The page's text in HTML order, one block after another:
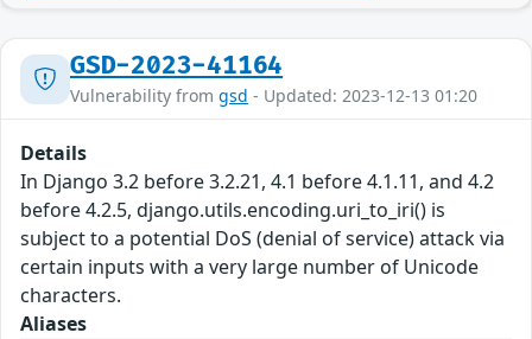
GSD-2023-41164
Vulnerability from gsd - Updated: 2023-12-13 01:20
Details
In Django 3.2 before 3.2.21, 4.1 before 4.1.11, and 4.2
before 4.2.5, django.utils.encoding.uri_to_iri() is
subject to a potential DoS (denial of service) attack via
certain inputs with a very large number of Unicode
characters.
Aliases